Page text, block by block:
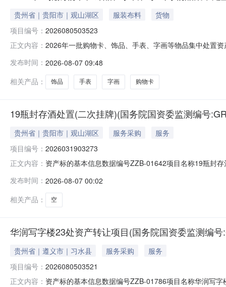
贵州省｜贵阳市｜观山湖区 服装布料
货物
项目编号： 2026080503523
正文内容： 2026年一批购物卡、饰品、手表、字画等物品集中处置
标的所在地贵州省贵阳市标的类别其他资产描述标的按
定代表人：注
发布时间： 2026-08-07 09:48
相关产品：
饰品 手表 字画 购物卡
19瓶封存酒处置(二次挂牌)(国务院国资委监测编号
贵州省｜贵阳市｜观山湖区 服务采购
服务
项目编号： 2026031903273
正文内容： 资产标的基本信息数据编号ZZB-01642项目名称19瓶封
让，意向受让方自行判定，清单明细表仅供参考。是否
社
发布时间： 2026-08-07 00:02
相关产品：
空
华润写字楼23处资产转让项目(国务院国资委监测编
贵州省｜遵义市｜习水县 服务采购
服务
项目编号： 2026080503521
正文内容： 资产标的基本信息数据编号ZZB-01786项目名称华润写